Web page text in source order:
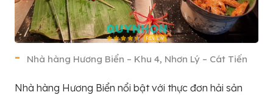
Nhà hàng Hương Biển – Khu 4, Nhơn Lý – Cát Tiến
Nhà hàng Hương Biển nổi bật với thực đơn hải sản